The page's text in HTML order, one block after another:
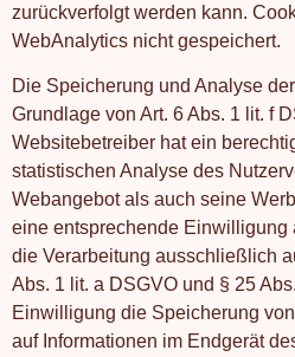
zurückverfolgt werden kann.
WebAnalytics nicht gespeichert.
Die Speicherung und Analyse
Grundlage von Art. 6 Abs. 1 lit. f
Websitebetreiber hat ein
statistischen Analyse des
Webangebot als auch seine
eine entsprechende Einwilligung
die Verarbeitung ausschließlich
Abs. 1 lit. a DSGVO und § 25
Einwilligung die Speicherung
auf Informationen im Endgerät